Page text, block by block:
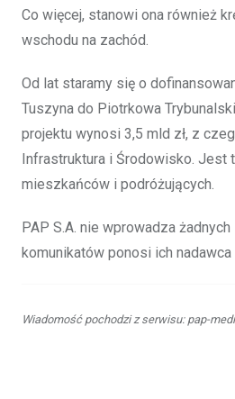
Co więcej, stanowi ona również
wschodu na zachód.
Od lat staramy się o
Tuszyna do Piotrkowa
projektu wynosi 3,5 mld zł, z
Infrastruktura i Środowisko.
mieszkańców i podróżujących.
PAP S.A. nie wprowadza
komunikatów ponosi ich
Wiadomość pochodzi z serwisu: pap-